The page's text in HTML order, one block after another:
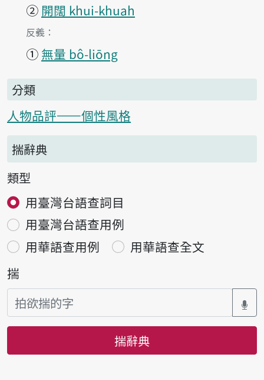
② 開闊 khui-khuah
第1項釋義的
反義：
① 無量 bô-liōng
分類
人物品評——個性風格
揣辭典
類型
用臺灣台語查詞目
用臺灣台語查用例
用華語查用例
用華語查全文
揣
揣辭典